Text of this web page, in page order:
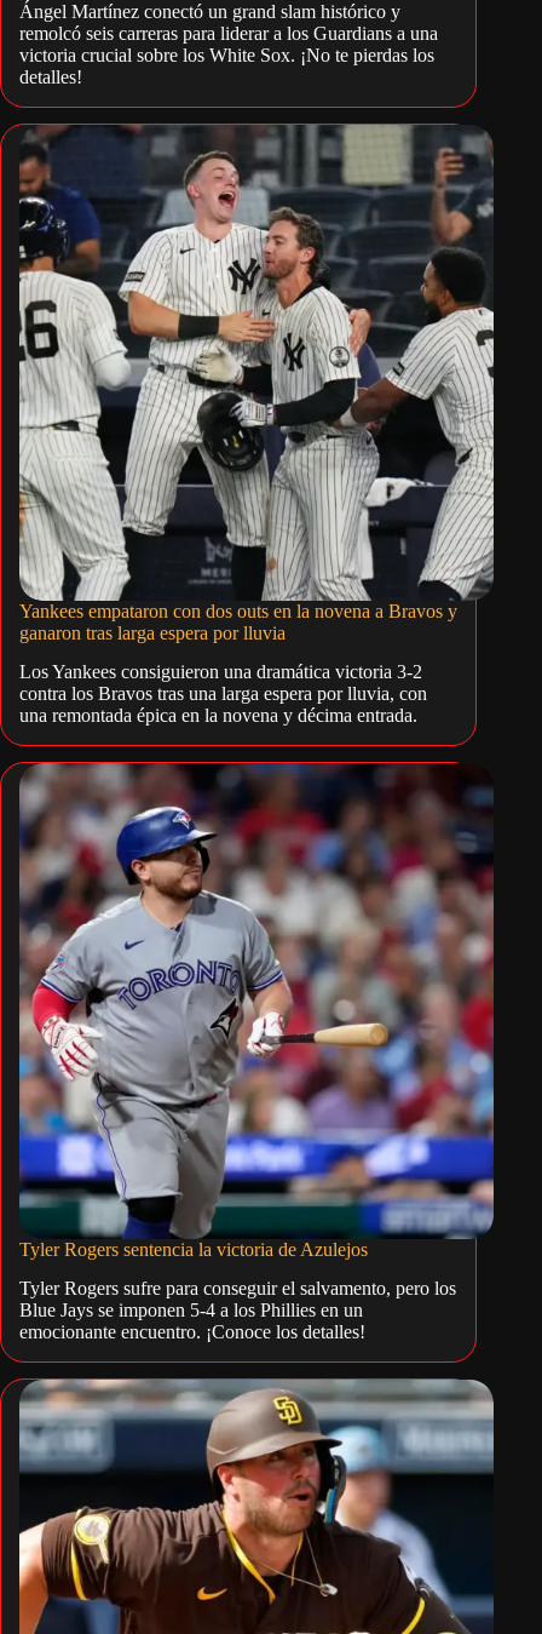
Ángel Martínez conectó un grand slam histórico y
remolcó seis carreras para liderar a los Guardians a una
victoria crucial sobre los White Sox. ¡No te pierdas los
detalles!
Yankees empataron con dos outs en la novena a Bravos y
ganaron tras larga espera por lluvia
Los Yankees consiguieron una dramática victoria 3-2
contra los Bravos tras una larga espera por lluvia, con
una remontada épica en la novena y décima entrada.
Tyler Rogers sentencia la victoria de Azulejos
Tyler Rogers sufre para conseguir el salvamento, pero los
Blue Jays se imponen 5-4 a los Phillies en un
emocionante encuentro. ¡Conoce los detalles!